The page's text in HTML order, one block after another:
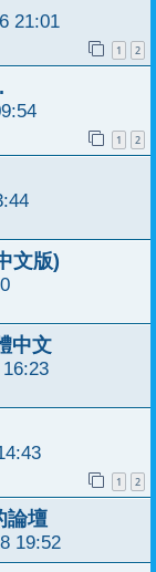
21:01
1 2
1 2
文版)
中文
1 2
論壇
19:52